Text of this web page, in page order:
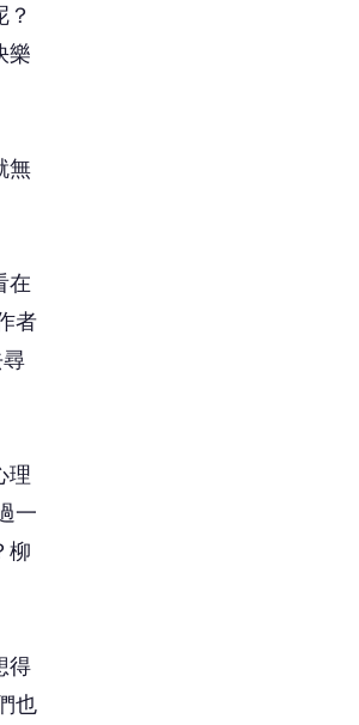
樂
無
在
者
理
一
柳
得
也